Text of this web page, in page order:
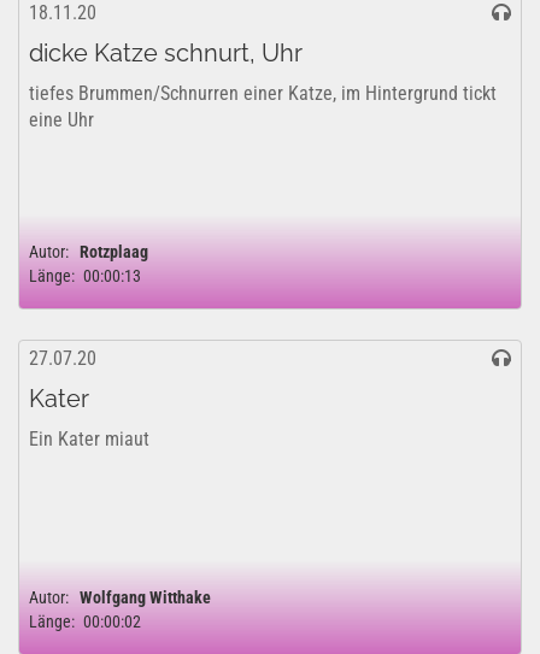
18.11.20
dicke Katze schnurt, Uhr
tiefes Brummen/Schnurren einer Katze, im Hintergrund tickt
eine Uhr
Autor: Rotzplaag
Länge: 00:00:13
27.07.20
Kater
Ein Kater miaut
Autor: Wolfgang Witthake
Länge: 00:00:02